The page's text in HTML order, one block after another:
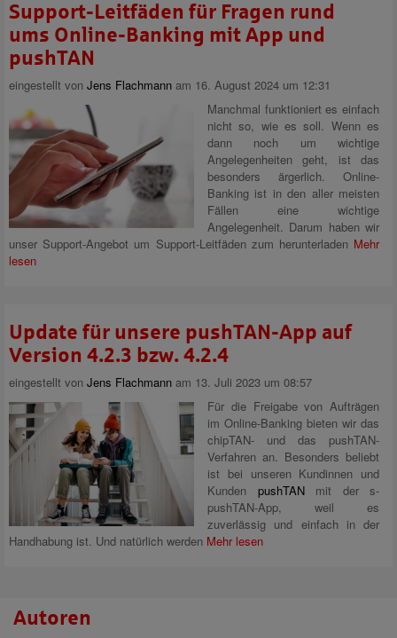
Support-Leitfäden für Fragen rund
ums Online-Banking mit App und
pushTAN
eingestellt von Jens Flachmann am 16. August 2024 um 12:31
Manchmal funktioniert es einfach
nicht so, wie es soll. Wenn es
dann noch um wichtige
Angelegenheiten geht, ist das
besonders ärgerlich. Online-
Banking ist in den aller meisten
Fällen eine wichtige
Angelegenheit. Darum haben wir
unser Support-Angebot um Support-Leitfäden zum herunterladen Mehr
lesen
Update für unsere pushTAN-App auf
Version 4.2.3 bzw. 4.2.4
eingestellt von Jens Flachmann am 13. Juli 2023 um 08:57
Für die Freigabe von Aufträgen
im Online-Banking bieten wir das
chipTAN- und das pushTAN-
Verfahren an. Besonders beliebt
ist bei unseren Kundinnen und
Kunden pushTANmit der s-
pushTAN-App, weil es
zuverlässig und einfach in der
Handhabung ist. Und natürlich werden Mehr lesen
Autoren